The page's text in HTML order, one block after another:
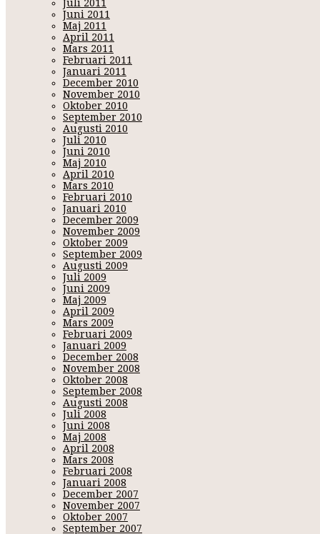
Juli 2011
Juni 2011
Maj 2011
April 2011
Mars 2011
Februari 2011
Januari 2011
December 2010
November 2010
Oktober 2010
September 2010
Augusti 2010
Juli 2010
Juni 2010
Maj 2010
April 2010
Mars 2010
Februari 2010
Januari 2010
December 2009
November 2009
Oktober 2009
September 2009
Augusti 2009
Juli 2009
Juni 2009
Maj 2009
April 2009
Mars 2009
Februari 2009
Januari 2009
December 2008
November 2008
Oktober 2008
September 2008
Augusti 2008
Juli 2008
Juni 2008
Maj 2008
April 2008
Mars 2008
Februari 2008
Januari 2008
December 2007
November 2007
Oktober 2007
September 2007